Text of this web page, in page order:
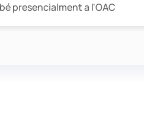
presencialment a l'OAC